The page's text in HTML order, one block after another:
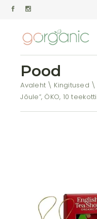
Pood
Avaleht Kingitused
Jõule”, ÖKO, 10 teekotti